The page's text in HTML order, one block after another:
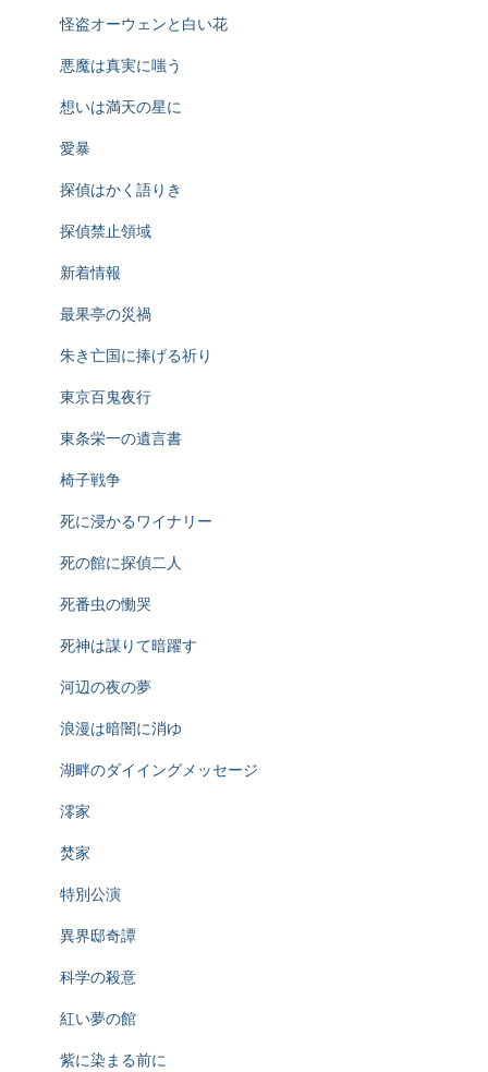
怪盗オーウェンと白い花
悪魔は真実に嗤う
想いは満天の星に
愛暴
探偵はかく語りき
探偵禁止領域
新着情報
最果亭の災禍
朱き亡国に捧げる祈り
東京百鬼夜行
東条栄一の遺言書
椅子戦争
死に浸かるワイナリー
死の館に探偵二人
死番虫の慟哭
死神は謀りて暗躍す
河辺の夜の夢
浪漫は暗闇に消ゆ
湖畔のダイイングメッセージ
澪家
焚家
特別公演
異界邸奇譚
科学の殺意
紅い夢の館
紫に染まる前に